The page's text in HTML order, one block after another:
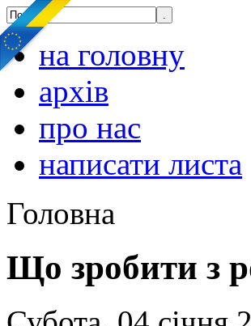
на головну
архів
про нас
написати листа
Головна
Що зробити з